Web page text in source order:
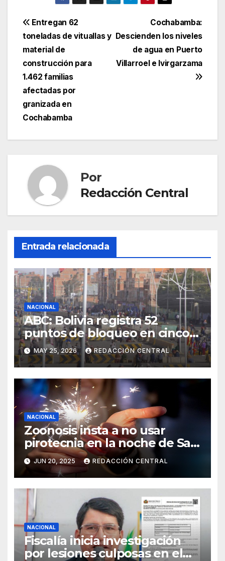
Navegación
de
entradas
Cochabamba:
Descienden los niveles
de agua en Puerto
Villarroel e Ivirgarzama
Entregan 62
toneladas de vituallas y
material de
construcción para
1.462 familias
afectadas por
granizada en
Cochabamba
Por
Redacción Central
Entrada relacionada
NACIONAL
ABC: Bolivia registra 52
puntos de bloqueo en cinco
departamentos
MAY 25, 2026 REDACCIÓN CENTRAL
NACIONAL
Zoonosis insta a no usar
pirotecnia en la noche de San
Juan
JUN 20, 2025 REDACCIÓN CENTRAL
NACIONAL
Fiscalía inicia investigación
por lesiones culposas en el